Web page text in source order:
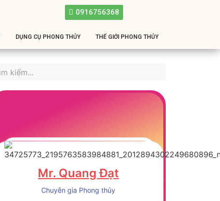
0916756368
DỤNG CỤ PHONG THỦY THẾ GIỚI PHONG THỦY
Mr. Quang Đạt
Chuyên gia Phong thủy